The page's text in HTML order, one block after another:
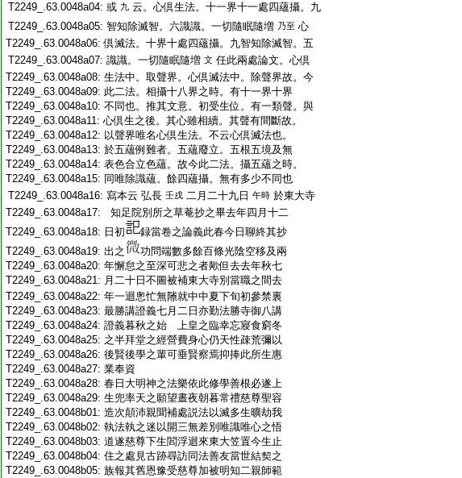
T2249_.63.0048a04: 或 九 云。心倶生法。十一界十一處四蘊攝。九
T2249_.63.0048a05: 智知除滅智。六識識。一切隨眠隨増 乃至 心
T2249_.63.0048a06:倶滅法。十界十處四蘊攝。九智知除滅智。五
T2249_.63.0048a07: 識識。一切隨眠隨増 文 任此兩處論文。心倶
T2249_.63.0048a08: 生法中。取聲界。心倶滅法中。除聲界故。今
T2249_.63.0048a09: 此二法。相攝十八界之時。有十一界十界
T2249_.63.0048a10: 不同也。推其文意。初受生位。有一類聲。與
T2249_.63.0048a11: 心倶生之後。其心雖相續。其聲有間斷故。
T2249_.63.0048a12: 以聲界唯名心倶生法。不云心倶滅法也。
T2249_.63.0048a13: 於五蘊例難者。五蘊廢立。五根五境及無
T2249_.63.0048a14: 表色合立色蘊。故今此二法。攝五蘊之時。
T2249_.63.0048a15: 同唯除識蘊。餘四蘊攝。無有多少不同也
T2249_.63.0048a16: 寫本云 弘長 壬戌 二月二十九日 午時 於東大寺
T2249_.63.0048a17:
知足院別所之草菴抄之畢去年四月十二
T2249_.63.0048a18: 日初
録當卷之論義此春今日聊終其抄
T2249_.63.0048a19: 出之
功問端數多餘百條光陰空移及兩
T2249_.63.0048a20: 年懈怠之至深可悲之者歟但去去年秋七
T2249_.63.0048a21: 月二十日不圖被補東大寺別當職之間去
T2249_.63.0048a22: 年一迴悤忙無𨻶就中中夏下旬初參禁裏
T2249_.63.0048a23: 最勝講證義七月二日亦勤法勝寺御八講
T2249_.63.0048a24: 證義暮秋之始 上皇之臨幸忘寢食窮冬
T2249_.63.0048a25: 之半拜堂之經營費身心仍天性疎荒彌以
T2249_.63.0048a26: 後賢後學之輩可垂賢察焉抑捧此所生惠
T2249_.63.0048a27: 業奉資
T2249_.63.0048a28: 春日大明神之法樂依此修學善根必遂上
T2249_.63.0048a29: 生兜率天之願望晝夜朝暮常禮慈尊聖容
T2249_.63.0048b01: 造次顛沛親聞補處説法以滅多生曠劫我
T2249_.63.0048b02: 執法執之迷以開三無差別唯識唯心之悟
T2249_.63.0048b03: 道遂慈尊下生閻浮迴來東大笠置今生止
T2249_.63.0048b04: 住之處見古跡尋訪同法善友當世結契之
T2249_.63.0048b05: 族報其舊恩豫受慈尊加被明知二親師範